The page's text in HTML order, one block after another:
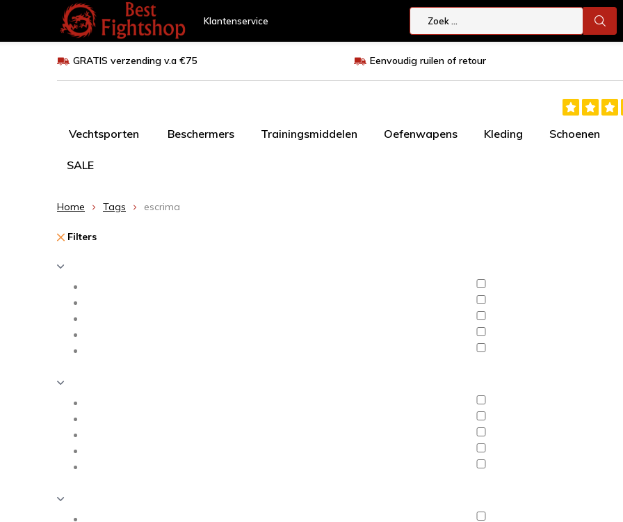
Klantenservice
GRATIS verzending v.a €75 Eenvoudig ruilen of retour
Vechtsporten Beschermers Trainingsmiddelen Oefenwapens Kleding Schoenen
SALE
Home Tags escrima
Filters